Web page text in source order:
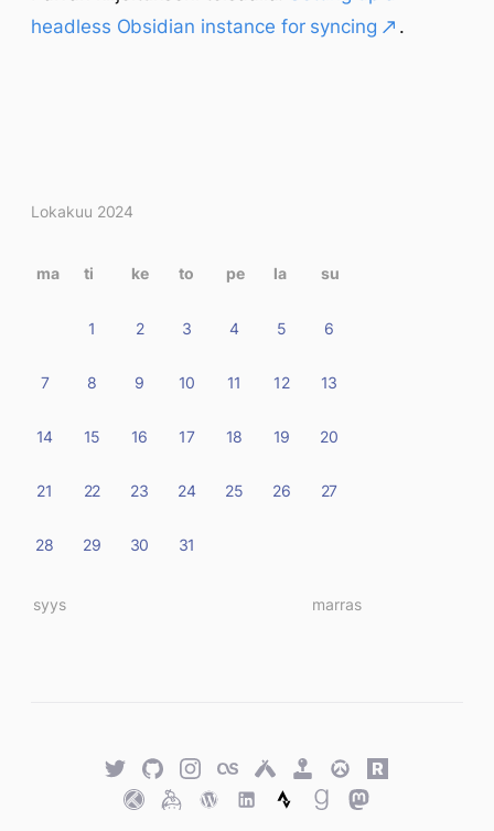
headless Obsidian instance for syncing
.
Kirjoitukset
Lokakuu 2024
ma ti ke to pe la su
1 2 3 4 5 6
7 8 9 10 11 12 13
14 15 16 17 18 19 20
21 22 23 24 25 26 27
28 29 30 31
« syys marras »
TwitterGitHubTwitterLast.fmUntappd
Retro
Achievements
Overwatch
Rawg.io
TraktKeybaseWordPress
WordPress
StravaGoodreads
Mastodon